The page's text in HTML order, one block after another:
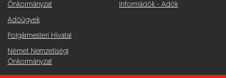
Önkormányzat
Adóügyek
Polgármesteri Hivatal
Német Nemzetiségi
Önkormányzat
Információk - Adók